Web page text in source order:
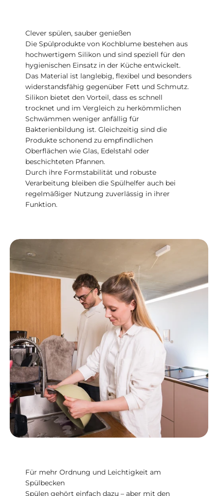
Clever spülen, sauber genießen
Die Spülprodukte von Kochblume bestehen aus
hochwertigem Silikon und sind speziell für den
hygienischen Einsatz in der Küche entwickelt.
Das Material ist langlebig, flexibel und besonders
widerstandsfähig gegenüber Fett und Schmutz.
Silikon bietet den Vorteil, dass es schnell
trocknet und im Vergleich zu herkömmlichen
Schwämmen weniger anfällig für
Bakterienbildung ist. Gleichzeitig sind die
Produkte schonend zu empfindlichen
Oberflächen wie Glas, Edelstahl oder
beschichteten Pfannen.
Durch ihre Formstabilität und robuste
Verarbeitung bleiben die Spülhelfer auch bei
regelmäßiger Nutzung zuverlässig in ihrer
Funktion.
Für mehr Ordnung und Leichtigkeit am
Spülbecken
Spülen gehört einfach dazu – aber mit den